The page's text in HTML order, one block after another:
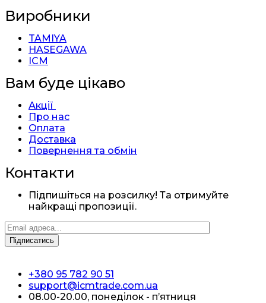
Виробники
TAMIYA
HASEGAWA
ICM
Вам буде цікаво
Акції
Про нас
Оплата
Доставка
Повернення та обмін
Контакти
Підпишіться на розсилку! Та отримуйте
найкращі пропозиції.
+380 95 782 90 51
support@icmtrade.com.ua
08.00-20.00, понеділок - п’ятниця